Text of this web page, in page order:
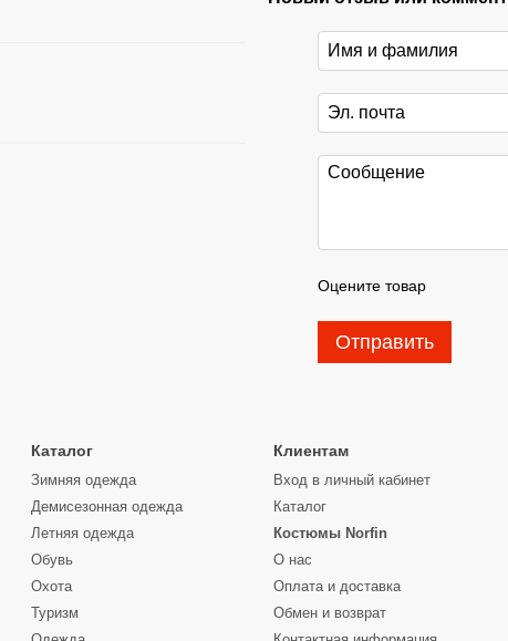
Оцените товар
Отправить
Каталог
Зимняя одежда
Демисезонная одежда
Летняя одежда
Обувь
Охота
Туризм
Клиентам
Вход в личный кабинет
Каталог
Костюмы Norfin
О нас
Оплата и доставка
Обмен и возврат